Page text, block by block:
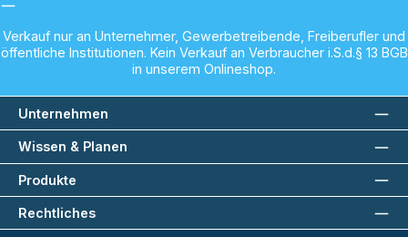
Verkauf nur an Unternehmer, Gewerbetreibende, Freiberufler und
öffentliche Institutionen. Kein Verkauf an Verbraucher i.S.d.§ 13 BGB
in unserem Onlineshop.
Unternehmen
Wissen & Planen
Produkte
Rechtliches